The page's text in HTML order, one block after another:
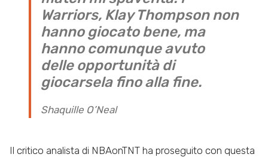
Warriors, Klay Thompson non
hanno giocato bene, ma
hanno comunque avuto
delle opportunità di
giocarsela fino alla fine.
Shaquille O’Neal
Il critico analista di NBAonTNT ha proseguito con questa